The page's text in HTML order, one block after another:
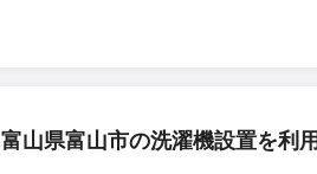
富山県富山市の洗濯機設置を利